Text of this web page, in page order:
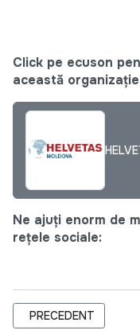
Click pe ecuson
această
Ne ajuți enorm de
rețele sociale:
ARTICOL
PRECEDENT